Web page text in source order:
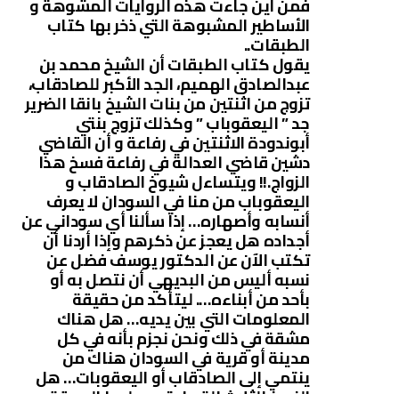
الأساطير المشبوهة التي ذخر بها كتاب
الطبقات..
يقول كتاب الطبقات أن الشيخ محمد بن
عبدالصادق الهميم، الجد الأكبر للصادقاب،
تزوج من اثنتين من بنات الشيخ بانقا الضرير
جد ” اليعقوباب ” وكذلك تزوج بنتي
أبوندودة الاثنتين في رفاعة و أن القاضي
دشين قاضي العدالة في رفاعة فسخ هذا
الزواج.!! ويتساءل شيوخ الصادقاب و
اليعقوباب من منا في السودان لا يعرف
أنسابه وأصهاره… إذا سألنا أي سوداني عن
أجداده هل يعجز عن ذكرهم وإذا أردنا أن
تكتب الآن عن الدكتور يوسف فضل عن
نسبه أليس من البديهي أن نتصل به أو
بأحد من أبناءه…. ليتأكد من حقيقة
المعلومات التي بين يديه… هل هناك
مشقة في ذلك ونحن نجزم بأنه في كل
مدينة أو قرية في السودان هناك من
ينتمي إلى الصادقاب أو اليعقوبات… هل